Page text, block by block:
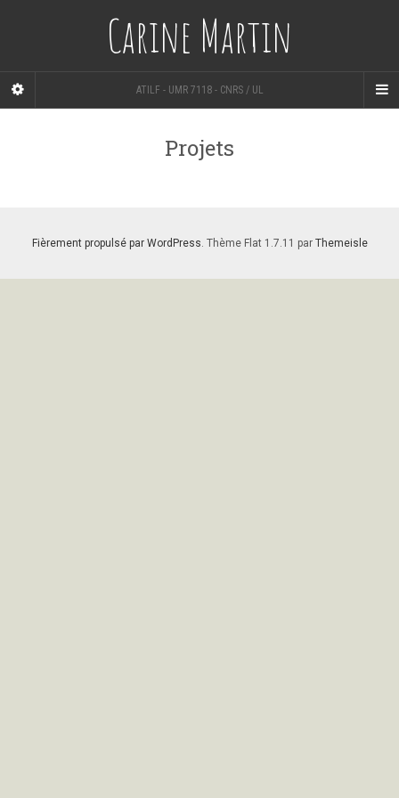
Carine Martin
ATILF - UMR 7118 - CNRS / UL
Projets
Fièrement propulsé par WordPress. Thème Flat 1.7.11 par Themeisle